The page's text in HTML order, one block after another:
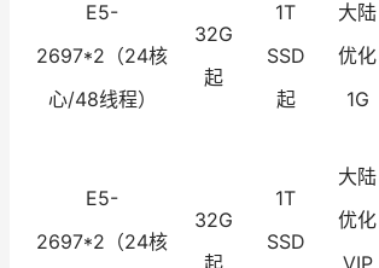
E5-
2697*2（24核
心/48线程）
32G
起
1T
SSD
起
大陆
优化
1G
E5-
2697*2（24核
32G
1T
SSD
大陆
优化